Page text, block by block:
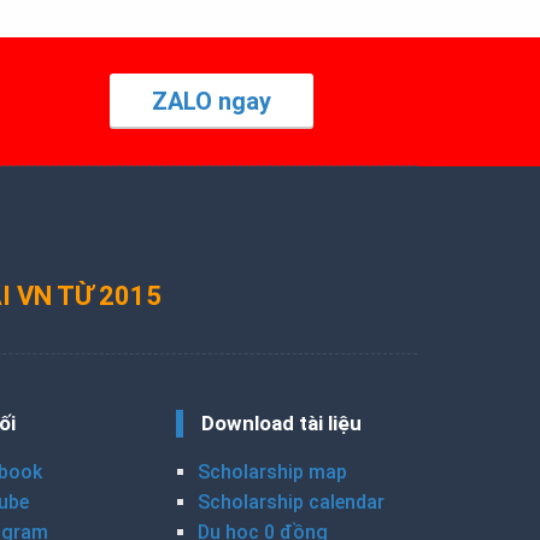
ZALO ngay
VN TỪ 2015
Download tài liệu
Scholarship map
Scholarship calendar
Du học 0 đồng